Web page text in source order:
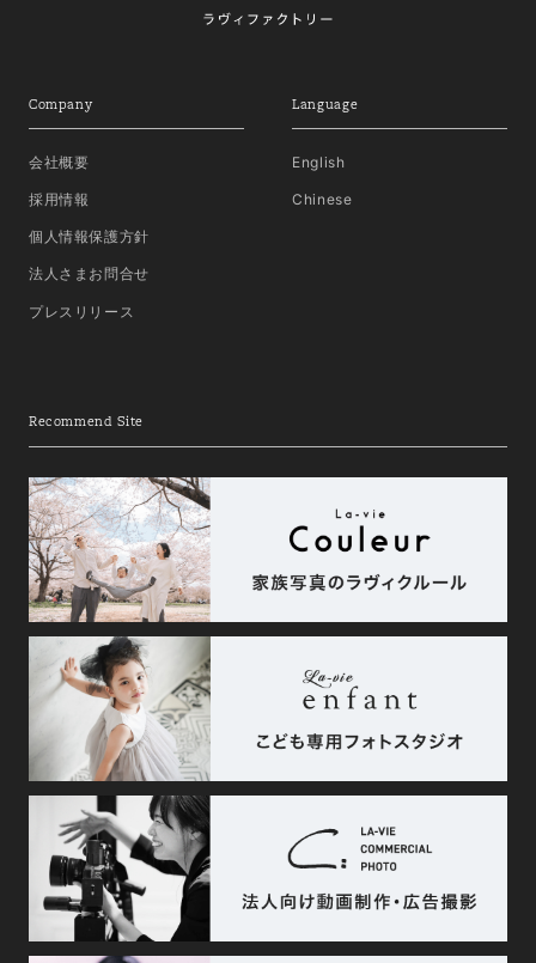
Company
会社概要
採用情報
個人情報保護方針
法人さまお問合せ
プレスリリース
Language
English
Chinese
Recommend Site